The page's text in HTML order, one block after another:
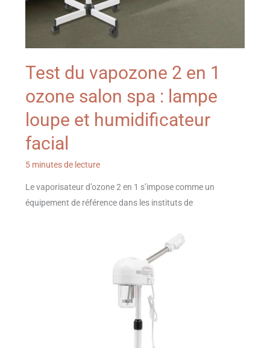
Test du vapozone 2 en 1
ozone salon spa : lampe
loupe et humidificateur
facial
5 minutes de lecture
Le vaporisateur d’ozone 2 en 1 s’impose comme un
équipement de référence dans les instituts de